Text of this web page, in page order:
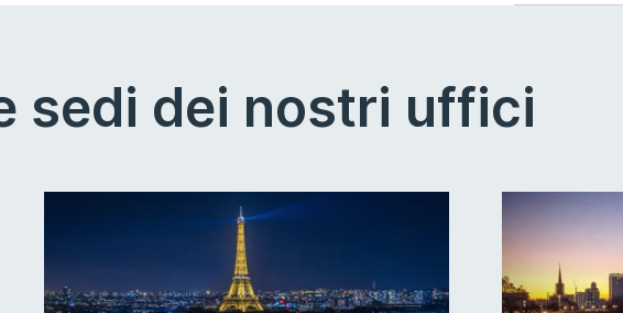
sedi dei nostri uffici